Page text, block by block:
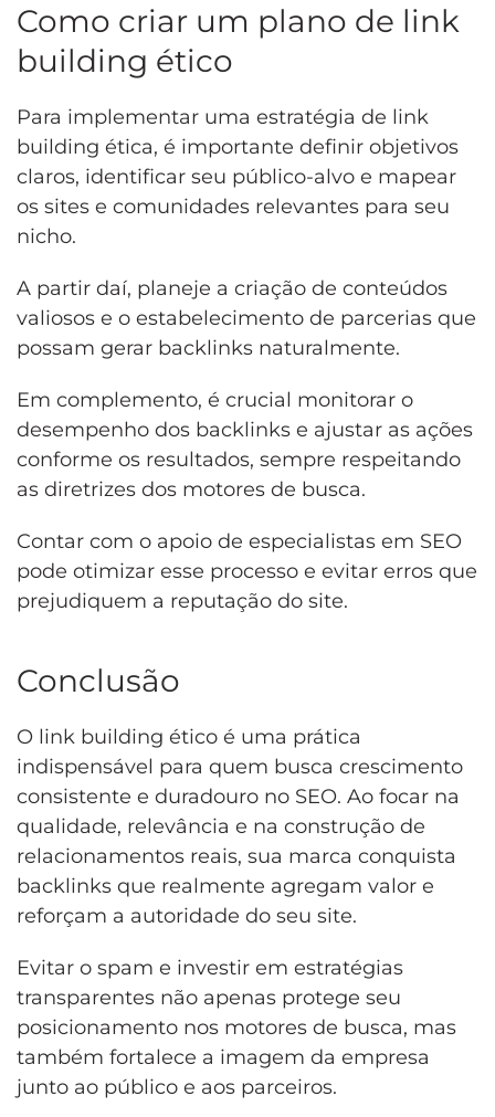
Como criar um plano de link
building ético
Para implementar uma estratégia de link
building ética, é importante definir objetivos
claros, identificar seu público-alvo e mapear
os sites e comunidades relevantes para seu
nicho.
A partir daí, planeje a criação de conteúdos
valiosos e o estabelecimento de parcerias que
possam gerar backlinks naturalmente.
Em complemento, é crucial monitorar o
desempenho dos backlinks e ajustar as ações
conforme os resultados, sempre respeitando
as diretrizes dos motores de busca.
Contar com o apoio de especialistas em SEO
pode otimizar esse processo e evitar erros que
prejudiquem a reputação do site.
Conclusão
O link building ético é uma prática
indispensável para quem busca crescimento
consistente e duradouro no SEO. Ao focar na
qualidade, relevância e na construção de
relacionamentos reais, sua marca conquista
backlinks que realmente agregam valor e
reforçam a autoridade do seu site.
Evitar o spam e investir em estratégias
transparentes não apenas protege seu
posicionamento nos motores de busca, mas
também fortalece a imagem da empresa
junto ao público e aos parceiros.